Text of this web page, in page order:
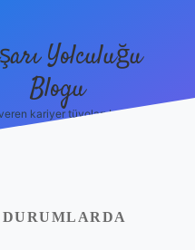
Yolculuğu
Blogu
kariyer tüyoları burada!